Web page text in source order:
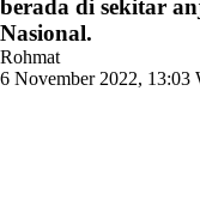
berada di sekitar
Nasional.
Rohmat
6 November 2022, 13:03